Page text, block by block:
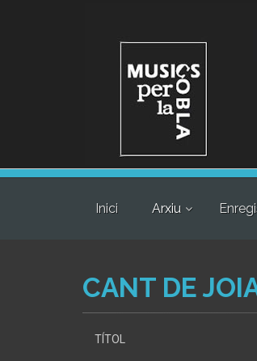
Inici Arxiu
CANT DE
TÍTOL